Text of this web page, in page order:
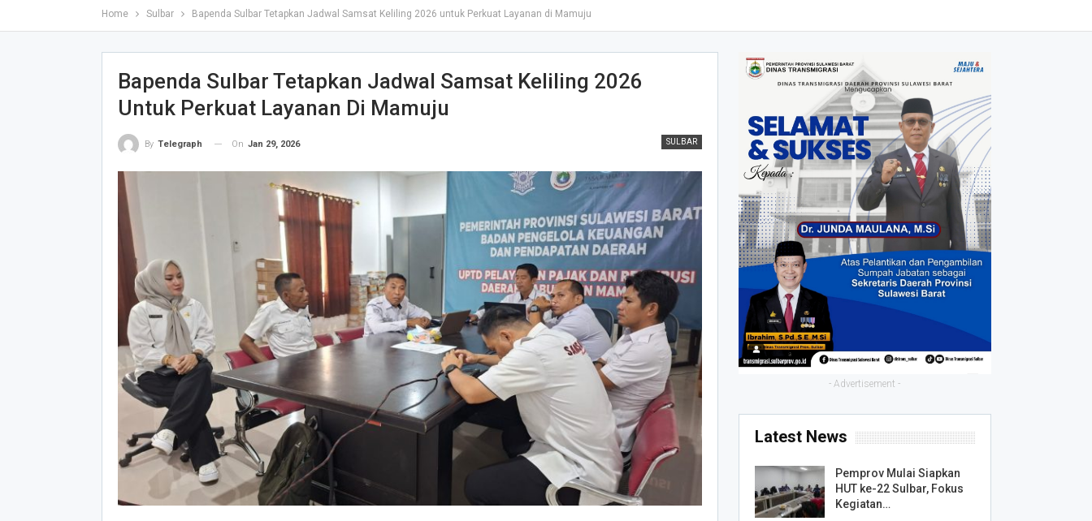
Home Sulbar Bapenda Sulbar Tetapkan Jadwal Samsat Keliling 2026 untuk Perkuat Layanan di Mamuju
Bapenda Sulbar Tetapkan Jadwal Samsat Keliling 2026
Untuk Perkuat Layanan Di Mamuju
SULBAR
By Telegraph On Jan 29, 2026
- Advertisement -
Latest News
Pemprov Mulai Siapkan
HUT ke-22 Sulbar, Fokus
Kegiatan…